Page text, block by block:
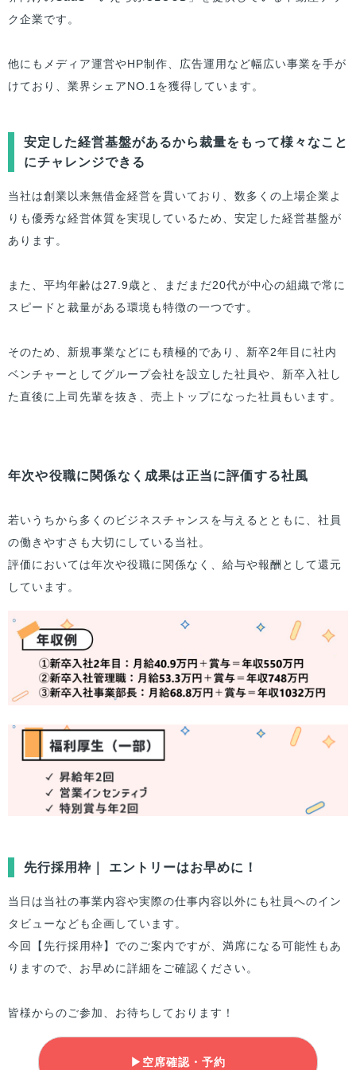
ク企業です。
他にもメディア運営やHP制作、広告運用など幅広い事業を手が
けており、業界シェアNO.1を獲得しています。
安定した経営基盤があるから裁量をもって様々なこと
にチャレンジできる
当社は創業以来無借金経営を貫いており、数多くの上場企業よ
りも優秀な経営体質を実現しているため、安定した経営基盤が
あります。
また、平均年齢は27.9歳と、まだまだ20代が中心の組織で常に
スピードと裁量がある環境も特徴の一つです。
そのため、新規事業などにも積極的であり、新卒2年目に社内
ベンチャーとしてグループ会社を設立した社員や、新卒入社し
た直後に上司先輩を抜き、売上トップになった社員もいます。
年次や役職に関係なく成果は正当に評価する社風
若いうちから多くのビジネスチャンスを与えるとともに、社員
の働きやすさも大切にしている当社。
評価においては年次や役職に関係なく、給与や報酬として還元
しています。
先行採用枠｜ エントリーはお早めに！
当日は当社の事業内容や実際の仕事内容以外にも社員へのイン
タビューなども企画しています。
今回【先行採用枠】でのご案内ですが、満席になる可能性もあ
りますので、お早めに詳細をご確認ください。
皆様からのご参加、お待ちしております！
▶空席確認・予約